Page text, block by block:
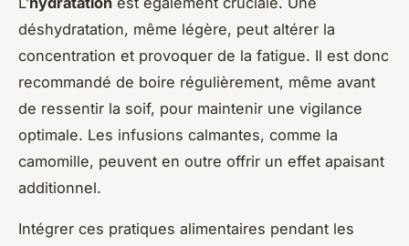
déshydratation, même légère, peut altérer la
concentration et provoquer de la fatigue. Il est donc
recommandé de boire régulièrement, même avant
de ressentir la soif, pour maintenir une vigilance
optimale. Les infusions calmantes, comme la
camomille, peuvent en outre offrir un effet apaisant
additionnel.
Intégrer ces pratiques alimentaires pendant les